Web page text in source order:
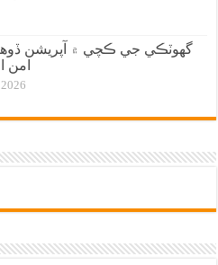
گهوٽڪي جي ڪچي ۾ آپريشن
امن